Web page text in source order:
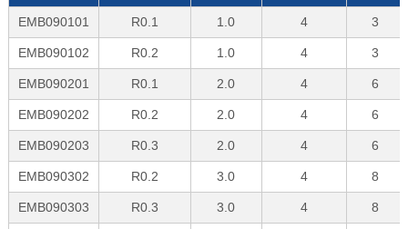
EMB090101 R0.1 1.0 4 3
EMB090102 R0.2 1.0 4 3
EMB090201 R0.1 2.0 4 6
EMB090202 R0.2 2.0 4 6
EMB090203 R0.3 2.0 4 6
EMB090302 R0.2 3.0 4 8
EMB090303 R0.3 3.0 4 8